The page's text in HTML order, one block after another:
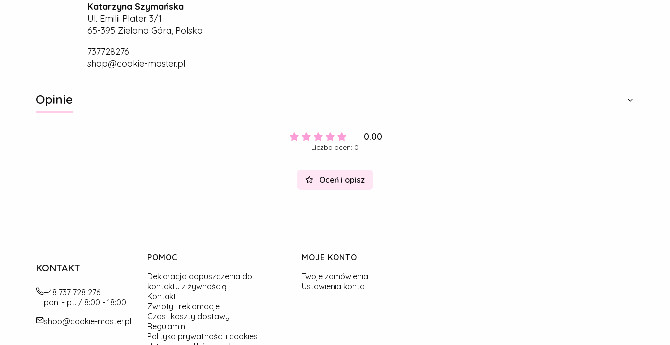
Katarzyna Szymańska
Ul. Emilii Plater 3/1
65-395 Zielona Góra, Polska
737728276
shop@cookie-master.pl
Opinie
0.00
Liczba ocen: 0
Oceń i opisz
KONTAKT
+48 737 728 276
pon. - pt. / 8:00 - 18:00
shop@cookie-master.pl
Linki w stopce
POMOC
Deklaracja dopuszczenia do
kontaktu z żywnością
Kontakt
Zwroty i reklamacje
Czas i koszty dostawy
Regulamin
Polityka prywatności i cookies
MOJE KONTO
Twoje zamówienia
Ustawienia konta